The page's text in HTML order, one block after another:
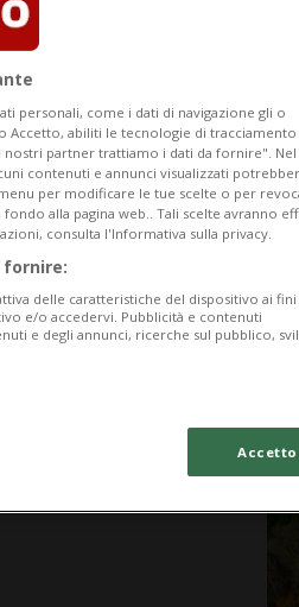
personali, come i dati di navigazione gli o
Accetto, abiliti le tecnologie di tracciamento
partner trattiamo i dati da fornire". Nel
contenuti e annunci visualizzati
per modificare le tue scelte o per
alla pagina web.. Tali scelte avranno
consulta l'Informativa sulla privacy.
delle caratteristiche del dispositivo ai fini
e/o accedervi. Pubblicità e contenuti
e degli annunci, ricerche sul pubblico,
Accetto